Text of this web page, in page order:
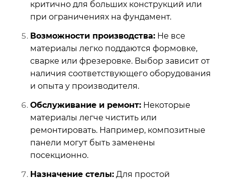
критично для больших конструкций или
при ограничениях на фундамент.
Возможности производства: Не все
материалы легко поддаются формовке,
сварке или фрезеровке. Выбор зависит от
наличия соответствующего оборудования
и опыта у производителя.
Обслуживание и ремонт: Некоторые
материалы легче чистить или
ремонтировать. Например, композитные
панели могут быть заменены
посекционно.
Назначение стелы: Для простой